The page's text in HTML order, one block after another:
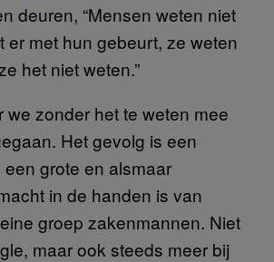
deuren, “Mensen weten niet
er met hun gebeurt, ze weten
het niet weten.”
we zonder het te weten mee
Het gevolg is een
grote en alsmaar
in de handen is van
groep zakenmannen. Niet
maar ook steeds meer bij